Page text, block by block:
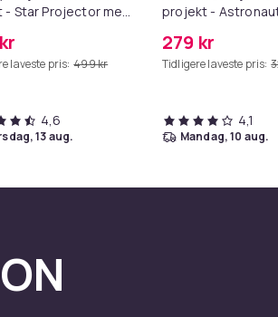
- Star Projector med
laveste pris: 499 kr
4,6
13 aug.
projekt -
USB
279 kr
Tidligere laveste pris:
4,1
mandag, 10 aug.